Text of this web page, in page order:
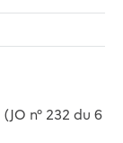
(JO n° 232 du 6